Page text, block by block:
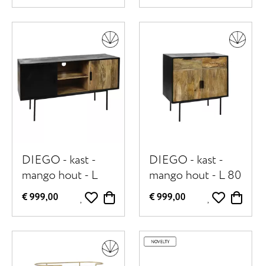
naturel
zwart
DIEGO - kast -
mango hout - L
120 x W 40 x H 65
cm - naturel/zwart
€ 999,00
DIEGO - kast -
mango hout - L 80
x W 40 x H 86 cm
- naturel/zwart
€ 999,00